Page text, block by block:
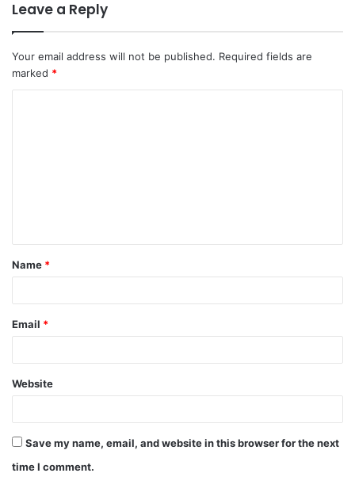
Leave a Reply
Your email address will not be published. Required fields are
marked *
t
*
Name *
Email *
Website
Save my name, email, and website in this browser for the next
time I comment.